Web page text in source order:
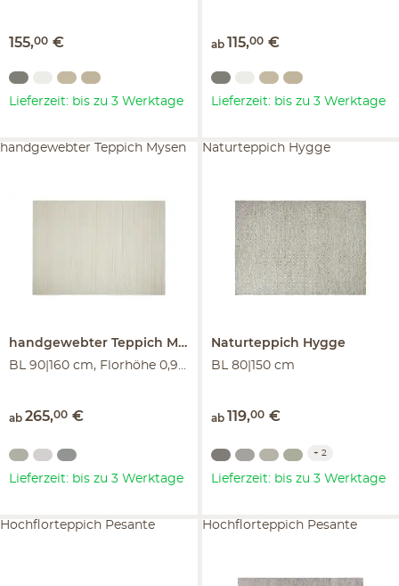
155,00 €
Lieferzeit: bis zu 3 Werktage
ab 115,00 €
Lieferzeit: bis zu 3 Werktage
handgewebter Teppich Mysen
BL 90|160 cm, Florhöhe 0,9 cm
ab 265,00 €
handgewebter Teppich Mysen
Lieferzeit: bis zu 3 Werktage
Naturteppich Hygge
BL 80|150 cm
ab 119,00 €
Naturteppich Hygge
+ 2
Lieferzeit: bis zu 3 Werktage
Hochflorteppich Pesante Hochflorteppich Pesante